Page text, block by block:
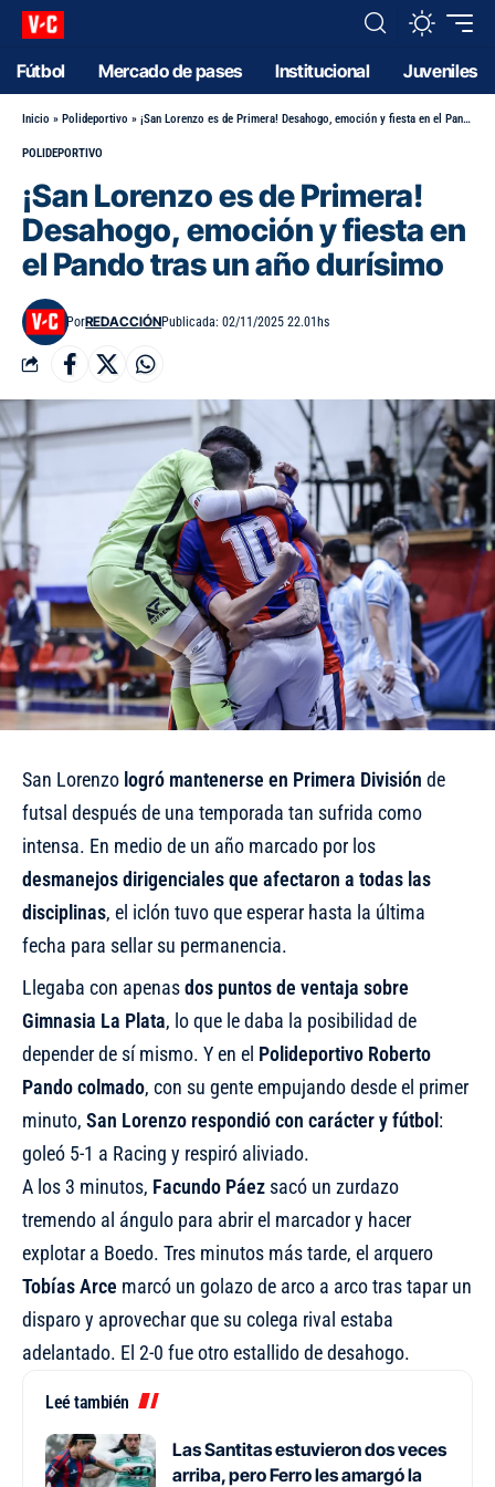
Fútbol Mercado de pases Institucional Juveniles
Inicio » Polideportivo » ¡San Lorenzo es de Primera! Desahogo, emoción y fiesta en el Pando tras un año durísimo
POLIDEPORTIVO
¡San Lorenzo es de Primera!
Desahogo, emoción y fiesta en
el Pando tras un año durísimo
PorREDACCIÓNPublicada: 02/11/2025 22.01hs
San Lorenzo logró mantenerse en Primera División de
futsal después de una temporada tan sufrida como
intensa. En medio de un año marcado por los
desmanejos dirigenciales que afectaron a todas las
disciplinas, el iclón tuvo que esperar hasta la última
fecha para sellar su permanencia.
Llegaba con apenasdos puntos de ventaja sobre
Gimnasia La Plata, lo que le daba la posibilidad de
depender de sí mismo. Y en el Polideportivo Roberto
Pando colmado, con su gente empujando desde el primer
minuto, San Lorenzo respondió con carácter y fútbol:
goleó 5-1 a Racing y respiró aliviado.
A los 3 minutos, Facundo Páez sacó un zurdazo
tremendo al ángulo para abrir el marcador y hacer
explotar a Boedo. Tres minutos más tarde, el arquero
Tobías Arce marcó un golazo de arco a arco tras tapar un
disparo y aprovechar que su colega rival estaba
adelantado. El 2-0 fue otro estallido de desahogo.
Leé también
Las Santitas estuvieron dos veces
arriba, pero Ferro les amargó la